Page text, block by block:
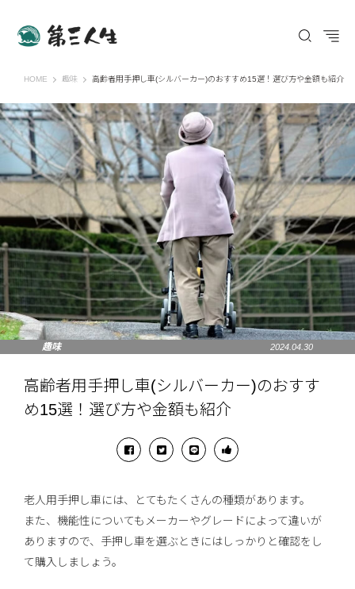
HOME 第三人生 〜寄り道の歩き方〜
趣味 高齢者用手押し車(シルバーカー)のおすすめ15選！選び方や金額も紹介
趣味 2024.04.30
高齢者用手押し車(シルバーカー)のおすす
め15選！選び方や金額も紹介
老人用手押し車には、とてもたくさんの種類があります。
また、機能性についてもメーカーやグレードによって違いが
ありますので、手押し車を選ぶときにはしっかりと確認をし
て購入しましょう。